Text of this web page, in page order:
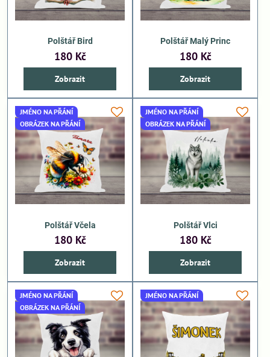
Polštář Bird
180 Kč
Zobrazit
Polštář Malý Princ
180 Kč
Zobrazit
JMÉNO NA PŘÁNÍ
OBRÁZEK NA PŘÁNÍ
Polštář Včela
180 Kč
Zobrazit
JMÉNO NA PŘÁNÍ
OBRÁZEK NA PŘÁNÍ
Polštář Vlci
180 Kč
Zobrazit
JMÉNO NA PŘÁNÍ
OBRÁZEK NA PŘÁNÍ
JMÉNO NA PŘÁNÍ